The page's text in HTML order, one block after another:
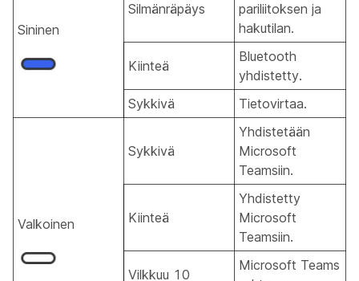
Sininen
Silmänräpäys
pariliitoksen ja
hakutilan.
Kiinteä
Bluetooth
yhdistetty.
Sykkivä
Tietovirtaa.
Valkoinen
Sykkivä
Yhdistetään
Microsoft
Teamsiin.
Kiinteä
Yhdistetty
Microsoft
Teamsiin.
Vilkkuu 10
Microsoft Teams